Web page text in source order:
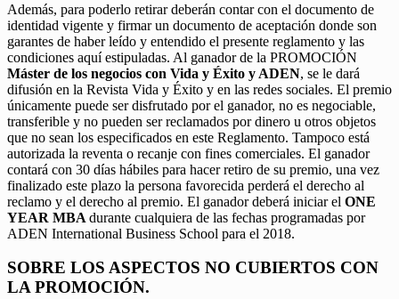
Además, para poderlo retirar deberán contar con el documento de
identidad vigente y firmar un documento de aceptación donde son
garantes de haber leído y entendido el presente reglamento y las
condiciones aquí estipuladas. Al ganador de la PROMOCIÓN
Máster de los negocios con Vida y Éxito y ADEN, se le dará
difusión en la Revista Vida y Éxito y en las redes sociales. El premio
únicamente puede ser disfrutado por el ganador, no es negociable,
transferible y no pueden ser reclamados por dinero u otros objetos
que no sean los especificados en este Reglamento. Tampoco está
autorizada la reventa o recanje con fines comerciales. El ganador
contará con 30 días hábiles para hacer retiro de su premio, una vez
finalizado este plazo la persona favorecida perderá el derecho al
reclamo y el derecho al premio. El ganador deberá iniciar el ONE
YEAR MBA durante cualquiera de las fechas programadas por
ADEN International Business School para el 2018.
SOBRE LOS ASPECTOS NO CUBIERTOS CON
LA PROMOCIÓN.